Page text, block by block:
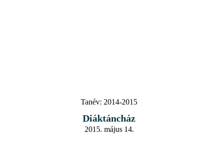
Tanév: 2014-2015
Diáktáncház
2015. május 14.